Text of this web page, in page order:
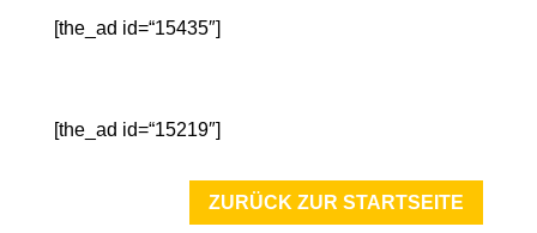
[the_ad id=“15435″]
[the_ad id=“15219″]
ZURÜCK ZUR STARTSEITE